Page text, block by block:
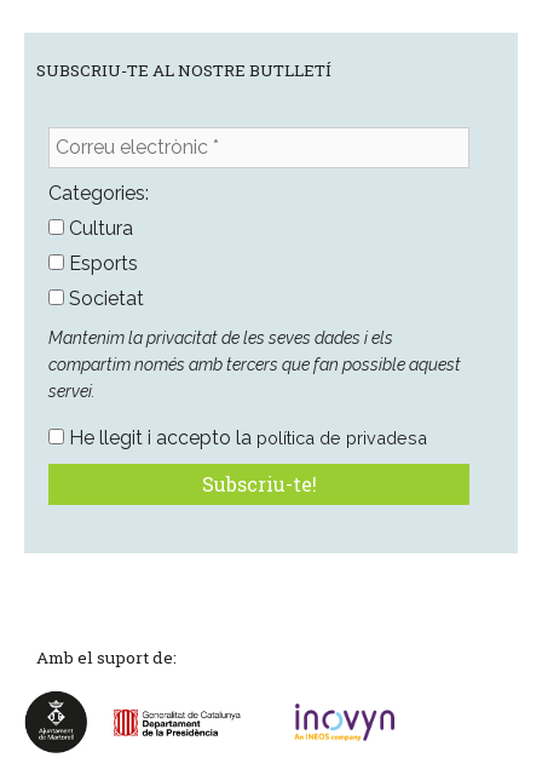
SUBSCRIU-TE AL NOSTRE BUTLLETÍ
Correu
electrònic
*Categories:
Cultura
Esports
Societat
Mantenim la privacitat de les seves dades i els
compartim només amb tercers que fan possible aquest
servei.
He llegit i accepto la política de privadesa
Amb el suport de: